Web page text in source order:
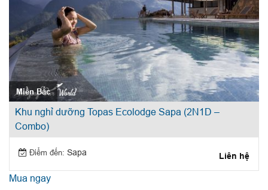
Miền Bắc
Khu nghỉ dưỡng Topas Ecolodge Sapa (2N1D –
Combo)
Điểm đến: Sapa Liên hệ
Mua ngay